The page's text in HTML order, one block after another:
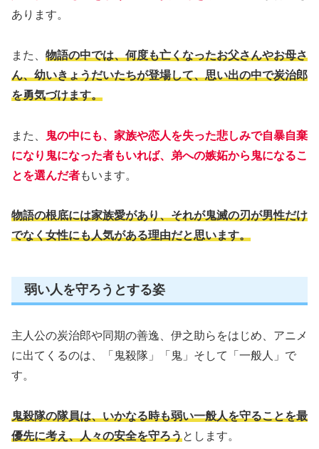
あります。
また、 物語の中では、何度も亡くなったお父さんやお母さ
ん、幼いきょうだいたちが登場して、思い出の中で炭治郎
を勇気づけます。
また、
鬼の中にも、家族や恋人を失った悲しみで自暴自棄
になり鬼になった者もいれば、弟への嫉妬から鬼になるこ
とを選んだ者もいます。
物語の根底には家族愛があり、それが鬼滅の刃が男性だけ
でなく女性にも人気がある理由だと思います。
弱い人を守ろうとする姿
主人公の炭治郎や同期の善逸、伊之助らをはじめ、アニメ
に出てくるのは、「鬼殺隊」「鬼」そして「一般人」で
す。
鬼殺隊の隊員は、いかなる時も弱い一般人を守ることを最
優先に考え、人々の安全を守ろうとします。